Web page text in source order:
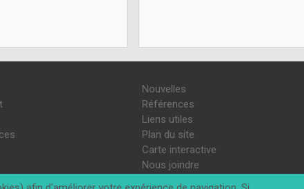
Nouvelles
Références
Liens utiles
Plan du site
Carte interactive
Nous joindre